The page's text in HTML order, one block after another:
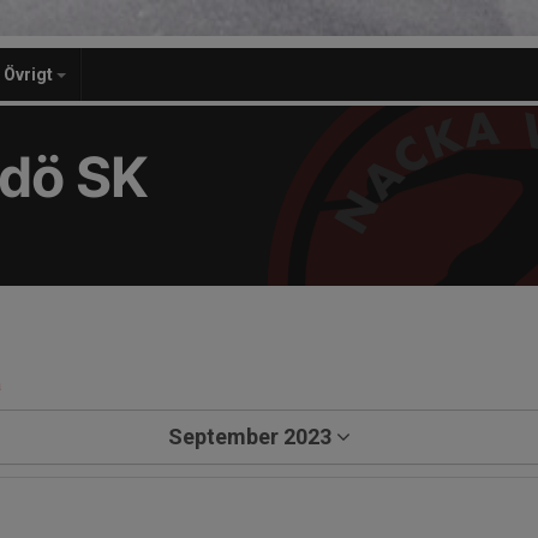
Övrigt
SK
September 2023